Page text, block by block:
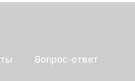
Вопрос-ответ